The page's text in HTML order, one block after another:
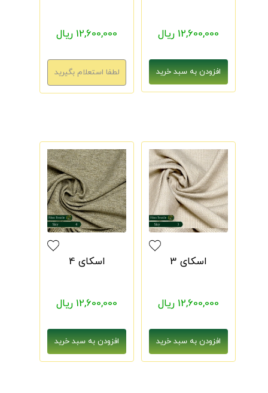
12,600,000 ریال 12,600,000 ریال
اسکای 3
12,600,000 ریال
اسکای 4
12,600,000 ریال